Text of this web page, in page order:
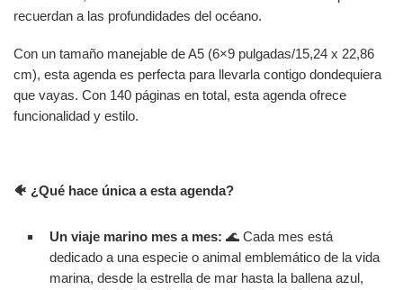
recuerdan a las profundidades del océano.
Con un tamaño manejable de A5 (6×9 pulgadas/15,24 x 22,86
cm), esta agenda es perfecta para llevarla contigo dondequiera
que vayas. Con 140 páginas en total, esta agenda ofrece
funcionalidad y estilo.
🐠 ¿Qué hace única a esta agenda?
Un viaje marino mes a mes: 🌊 Cada mes está
dedicado a una especie o animal emblemático de la vida
marina, desde la estrella de mar hasta la ballena azul,